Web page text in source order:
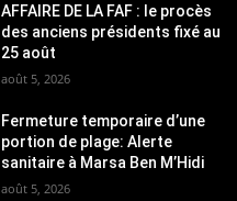
AFFAIRE DE LA FAF : le procès
des anciens présidents fixé au
25 août
août 5, 2026
Fermeture temporaire d’une
portion de plage: Alerte
sanitaire à Marsa Ben M’Hidi
août 5, 2026